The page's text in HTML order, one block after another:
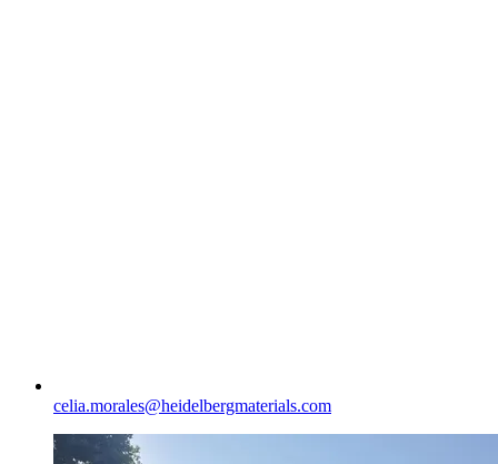
celia.morales​@heidelbergmaterials.com